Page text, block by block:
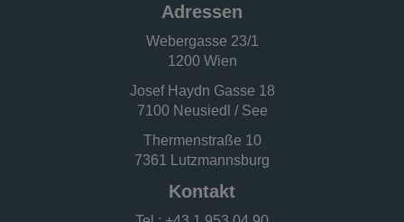
Adressen
Webergasse 23/1
1200 Wien
Josef Haydn Gasse 18
7100 Neusiedl / See
Thermenstraße 10
7361 Lutzmannsburg
Kontakt